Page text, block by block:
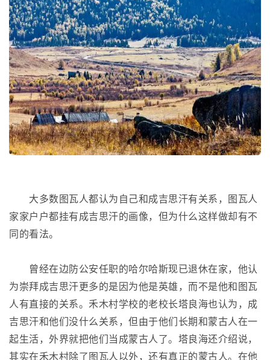
大多数图瓦人都认为自己和成吉思汗有关系，图瓦人
家家户户都挂有成吉思汗的画像，但为什么这样做却有不
同的看法。
曾经在边防公安任职的哈尔哈斯现已退休在家，他认
为崇拜成吉思汗更多的是因为他是英雄，而不是他和图瓦
人有直接的关系。禾木村学校的老校长塔良海也认为，成
吉思汗和他们没什么关系，但由于他们长期和蒙古人在一
起生活，外界就把他们当成蒙古人了。塔良海还介绍说，
其实在禾木村除了图瓦人以外，还有真正的蒙古人。在他